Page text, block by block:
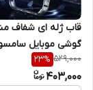
قاب ژله ای شفاف
A03
529,000
23%
403,000